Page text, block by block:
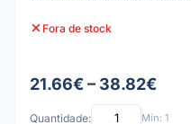
Fora de stock
21.66€ – 38.82€
Quantidade: Mín: 1